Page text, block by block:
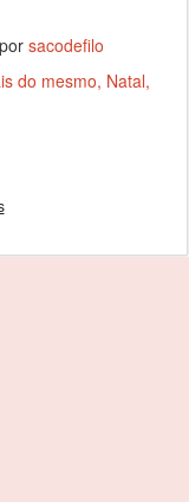
por sacodefilo
do mesmo Natal